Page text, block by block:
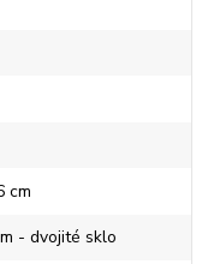
cm
- dvojité sklo